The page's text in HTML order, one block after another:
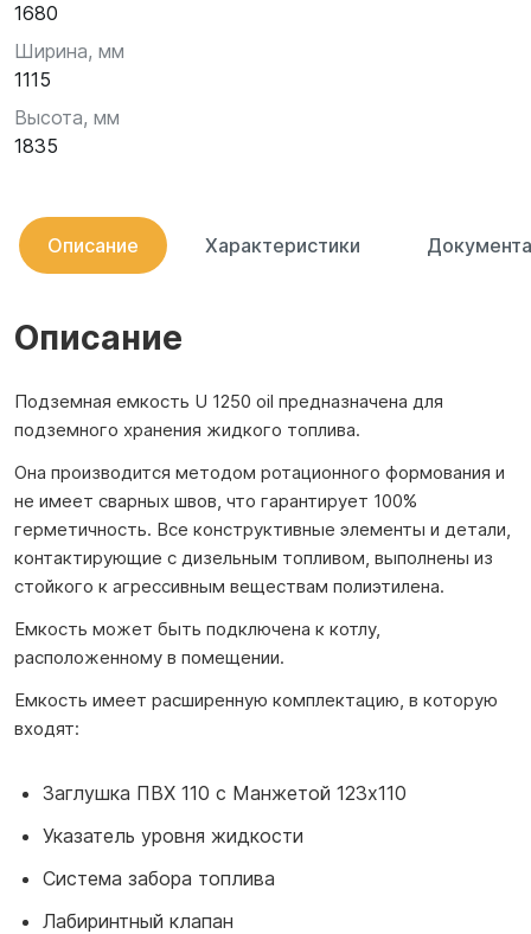
1680
Ширина, мм
1115
Высота, мм
1835
Описание Характеристики
Описание
Подземная емкость U 1250 oil предназначена для
подземного хранения жидкого топлива.
Она производится методом ротационного формования и
не имеет сварных швов, что гарантирует 100%
герметичность. Все конструктивные элементы и детали,
контактирующие с дизельным топливом, выполнены из
стойкого к агрессивным веществам полиэтилена.
Емкость может быть подключена к котлу,
расположенному в помещении.
Емкость имеет расширенную комплектацию, в которую
входят:
Заглушка ПВХ 110 с Манжетой 123х110
Указатель уровня жидкости
Система забора топлива
Лабиринтный клапан